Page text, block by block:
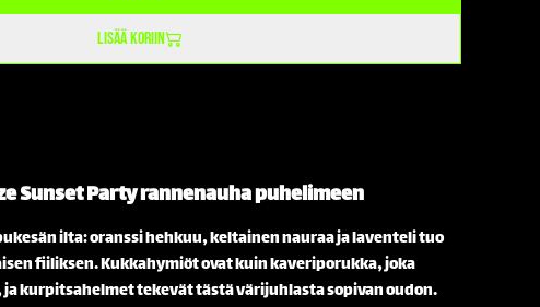
Lisää koriin
Sunset Partyrannenauha puhelimeen
ilta: oranssi hehkuu, keltainen nauraa ja laventeli tuo
fiiliksen. Kukkahymiöt ovat kuin kaveriporukka, joka
kurpitsahelmet tekevät tästä värijuhlasta sopivan oudon.